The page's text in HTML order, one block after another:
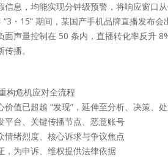
息，均能实现分钟级预警，将响应窗口从
・15” 期间，某国产手机品牌直播发布
面声量控制在 50 条内，直播转化率反升
播。
构危机应对全流程
价值已超越 “发现”，延伸至分析、决策、
平台、关键传播节点、恶意账号
情绪烈度、核心诉求与争议焦点
，为申诉、维权提供法律依据